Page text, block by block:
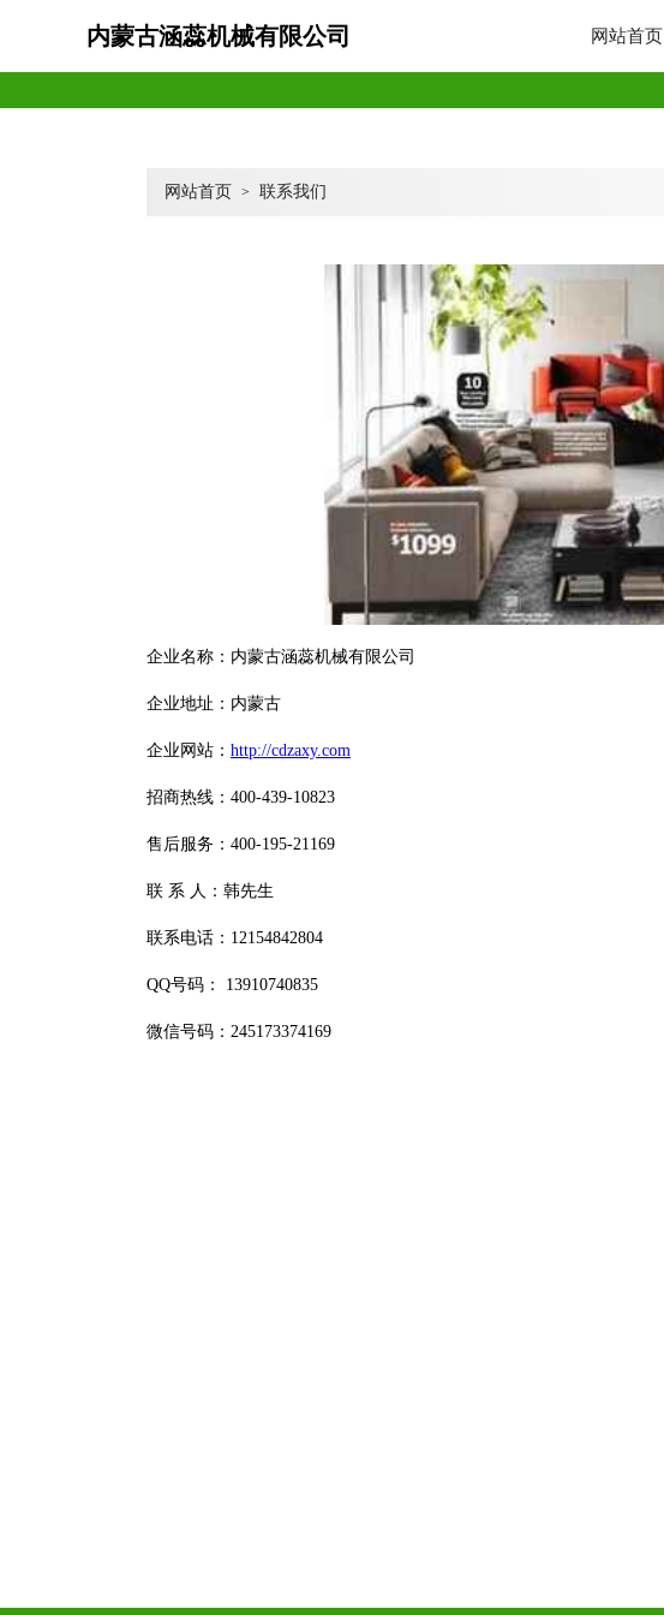
内蒙古涵蕊机械有限公司 网站首页
网站首页 > 联系我们
企业名称：内蒙古涵蕊机械有限公司
企业地址：内蒙古
企业网站： http://cdzaxy.com
招商热线：400-439-10823
售后服务：400-195-21169
联 系 人：韩先生
联系电话：12154842804
QQ号码： 13910740835
微信号码：245173374169